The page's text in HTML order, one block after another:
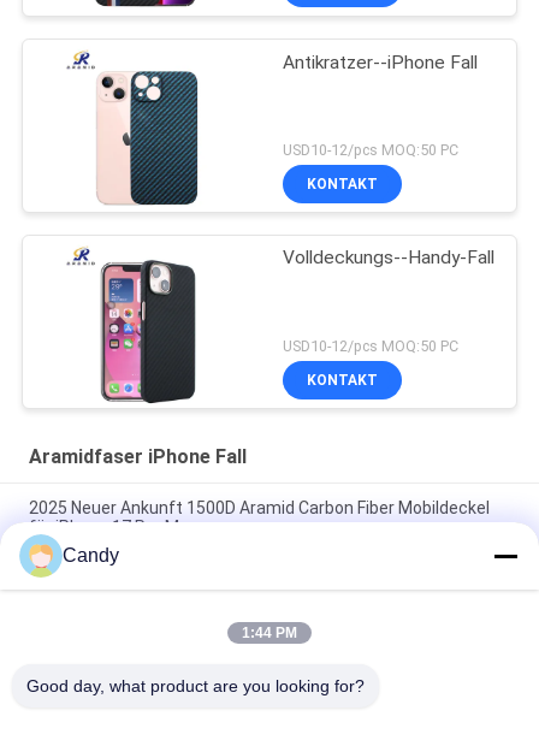
Antikratzer--iPhone Fall
USD10-12/pcs MOQ:50 PC
KONTAKT
Volldeckungs--Handy-Fall
USD10-12/pcs MOQ:50 PC
KONTAKT
Aramidfaser iPhone Fall
2025 Neuer Ankunft 1500D Aramid Carbon Fiber Mobildeckel
für iPhone 17 Pro Max
Premium Aramid-Carbonfaser Handyhülle mit Metallrahmen
für iPhone 17 Pro Max
Individuelles Mobildeckel aus Aramid-Kohlenstofffaser für
Candy
1:44 PM
Good day, what product are you looking for?